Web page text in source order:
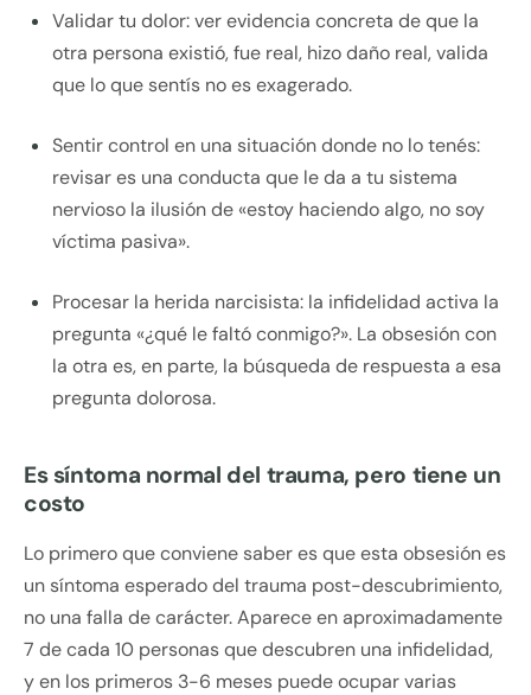
Validar tu dolor: ver evidencia concreta de que la
otra persona existió, fue real, hizo daño real, valida
que lo que sentís no es exagerado.
Sentir control en una situación donde no lo tenés:
revisar es una conducta que le da a tu sistema
nervioso la ilusión de «estoy haciendo algo, no soy
víctima pasiva».
Procesar la herida narcisista: la infidelidad activa la
pregunta «¿qué le faltó conmigo?». La obsesión con
la otra es, en parte, la búsqueda de respuesta a esa
pregunta dolorosa.
Es síntoma normal del trauma, pero tiene un
costo
Lo primero que conviene saber es que esta obsesión es
un síntoma esperado del trauma post-descubrimiento,
no una falla de carácter. Aparece en aproximadamente
7 de cada 10 personas que descubren una infidelidad,
y en los primeros 3-6 meses puede ocupar varias